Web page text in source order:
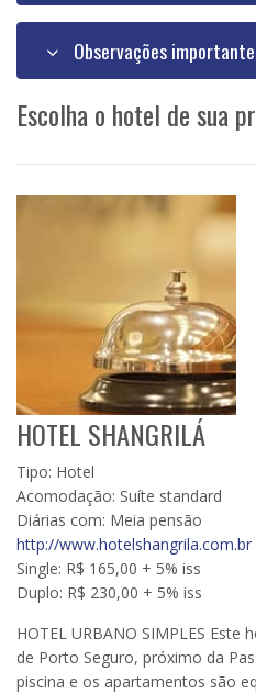
Observações
Escolha o hotel de sua
HOTEL SHANGRILÁ
Tipo: Hotel
Acomodação: Suíte standard
Diárias com: Meia pensão
http://www.hotelshangrila.com.br
Single: R$ 165,00 + 5% iss
Duplo: R$ 230,00 + 5% iss
HOTEL URBANO SIMPLES
de Porto Seguro, próximo da
piscina e os apartamentos são